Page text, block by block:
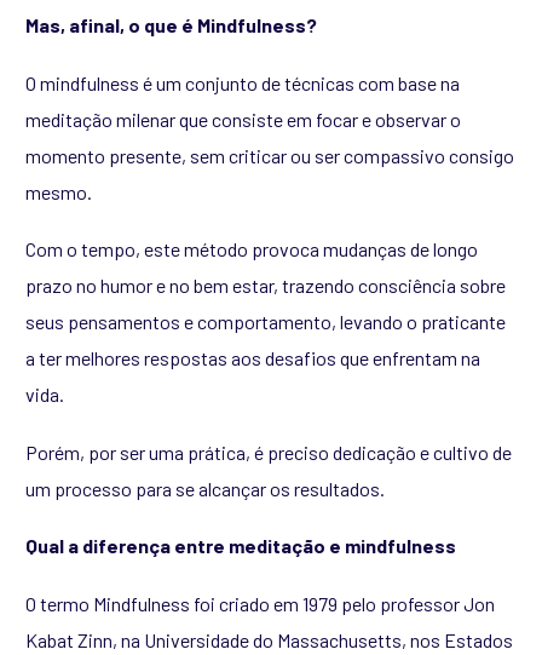
Mas, afinal, o que é Mindfulness?
O mindfulness é um conjunto de técnicas com base na
meditação milenar que consiste em focar e observar o
momento presente, sem criticar ou ser compassivo consigo
mesmo.
Com o tempo, este método provoca mudanças de longo
prazo no humor e no bem estar, trazendo consciência sobre
seus pensamentos e comportamento, levando o praticante
a ter melhores respostas aos desafios que enfrentam na
vida.
Porém, por ser uma prática, é preciso dedicação e cultivo de
um processo para se alcançar os resultados.
Qual a diferença entre meditação e mindfulness
O termo Mindfulness foi criado em 1979 pelo professor Jon
Kabat Zinn, na Universidade do Massachusetts, nos Estados